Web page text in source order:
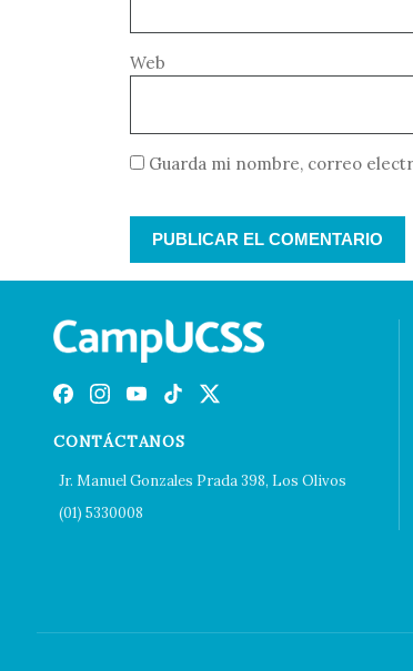
Web
Guarda mi nombre, correo
CONTÁCTANOS
Jr. Manuel Gonzales Prada 398, Los Olivos
(01) 5330008